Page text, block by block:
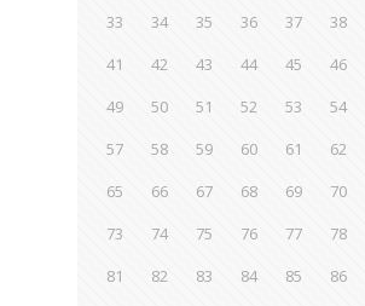
33
34 35 36 37 38
41
42 43 44 45 46
49
50 51 52 53 54
57
58 59 60 61 62
65
66 67 68 69 70
73
74 75 76 77 78
81
82 83 84 85 86